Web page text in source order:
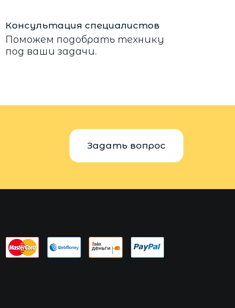
Консультация специалистов
Поможем подобрать технику
под ваши задачи.
Задать вопрос